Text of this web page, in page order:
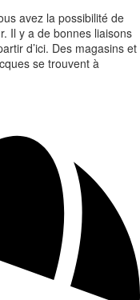
avez la possibilité de
Il y a de bonnes liaisons
d’ici. Des magasins et
se trouvent à